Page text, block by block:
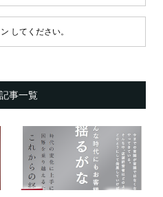
してください。
事一覧